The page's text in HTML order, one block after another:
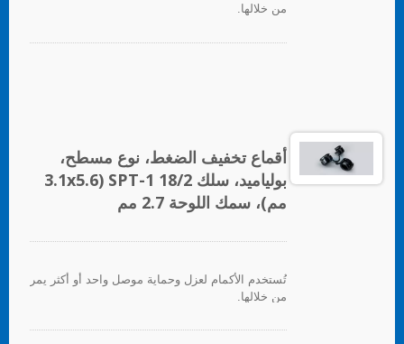
من خلالها.
أقماع تخفيف الضغط، نوع مسطح،
بولياميد، سلك SPT-1 18/2 (3.1x5.6
مم)، سمك اللوحة 2.7 مم
تُستخدم الأكمام لعزل وحماية موصل واحد أو أكثر يمر
من خلالها.